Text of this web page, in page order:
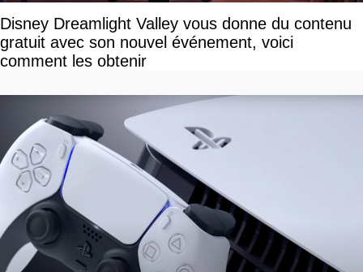
Disney Dreamlight Valley vous donne du contenu
gratuit avec son nouvel événement, voici
comment les obtenir